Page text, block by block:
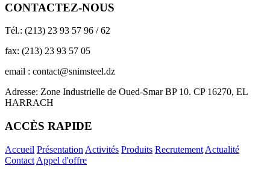
CONTACTEZ-NOUS
Tél.: (213) 23 93 57 96 / 62
fax: (213) 23 93 57 05
email : contact@snimsteel.dz
Adresse: Zone Industrielle de Oued-Smar BP 10. CP 16270, EL
HARRACH
ACCÈS RAPIDE
Accueil Présentation Activités Produits Recrutement Actualité
Contact Appel d'offre